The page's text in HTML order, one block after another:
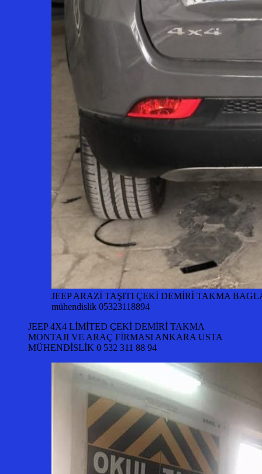
JEEP ARAZİ TAŞITI ÇEKİ DEMİRİ TAKMA
mühendislik 05323118894
JEEP 4X4 LİMİTED ÇEKİ DEMİRİ TAKMA
MONTAJI VE ARAÇ FİRMASI ANKARA USTA
MÜHENDİSLİK 0 532 311 88 94